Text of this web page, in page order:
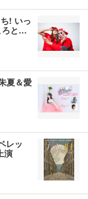
! いっ
ろと…
夏＆愛
レッ
演